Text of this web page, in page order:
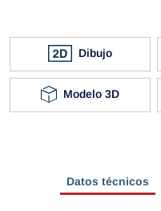
Dibujo
Modelo 3D
Datos técnicos